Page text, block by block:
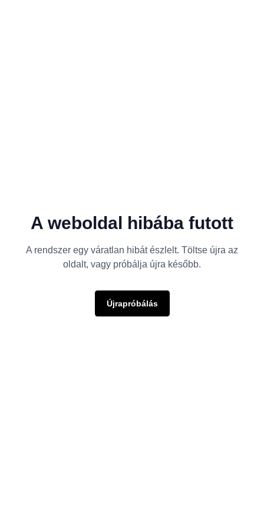
A weboldal hibába futott
A rendszer egy váratlan hibát észlelt. Töltse újra az
oldalt, vagy próbálja újra később.
Újrapróbálás